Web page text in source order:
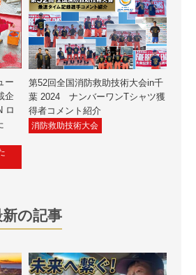
ー
企
ロ
第52回全国消防救助技術大会in千
葉 2024 ナンバーワンTシャツ獲
得者コメント紹介
消防救助技術大会
新の記事